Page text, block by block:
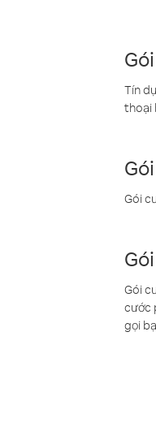
Tín
thoại
Gói
Gói
cước
gọi